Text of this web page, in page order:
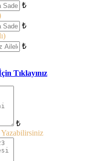
₺
₺
₺
Tıklayınız
₺